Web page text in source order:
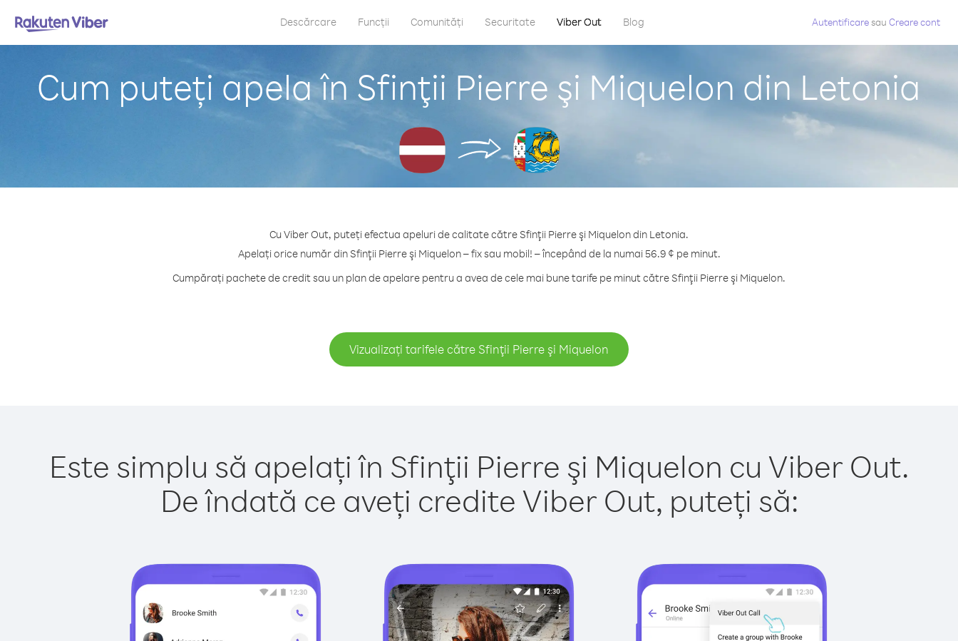
Descărcare Funcții Comunități Securitate Viber Out Blog Autentificaresau Creare cont
Cum puteți apela în Sfinţii Pierre şi Miquelon din Letonia
Cu Viber Out, puteți efectua apeluri de calitate către Sfinţii Pierre şi Miquelon din Letonia.
Apelați orice număr din Sfinţii Pierre şi Miquelon – fix sau mobil! – începând de la numai 56.9 ¢ pe minut.
Cumpărați pachete de credit sau un plan de apelare pentru a avea de cele mai bune tarife pe minut către Sfinţii Pierre şi Miquelon.
Vizualizați tarifele către Sfinţii Pierre şi Miquelon
Este simplu să apelați în Sfinţii Pierre şi Miquelon cu Viber Out.
De îndată ce aveți credite Viber Out, puteți să: